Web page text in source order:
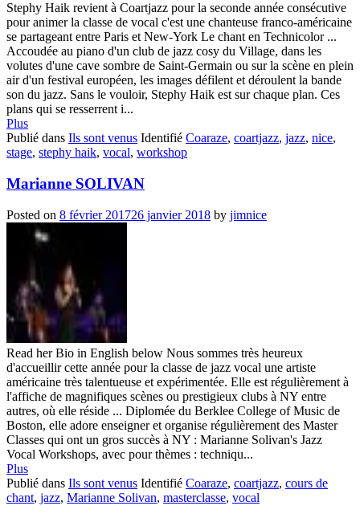
Stephy Haik revient à Coartjazz pour la seconde année consécutive
pour animer la classe de vocal c'est une chanteuse franco-américaine
se partageant entre Paris et New-York Le chant en Technicolor ...
Accoudée au piano d'un club de jazz cosy du Village, dans les
volutes d'une cave sombre de Saint-Germain ou sur la scène en plein
air d'un festival européen, les images défilent et déroulent la bande
son du jazz. Sans le vouloir, Stephy Haik est sur chaque plan. Ces
plans qui se resserrent i...
Plus
Publié dans Ils sont venus Identifié Coaraze, coartjazz, jazz, nice,
stage, stephy haik, vocal, workshop
Marianne SOLIVAN
Posted on 8 février 201726 janvier 2018 by jimnice
Read her Bio in English below Nous sommes très heureux
d'accueillir cette année pour la classe de jazz vocal une artiste
américaine très talentueuse et expérimentée. Elle est régulièrement à
l'affiche de magnifiques scènes ou prestigieux clubs à NY entre
autres, où elle réside ... Diplomée du Berklee College of Music de
Boston, elle adore enseigner et organise régulièrement des Master
Classes qui ont un gros succès à NY : Marianne Solivan's Jazz
Vocal Workshops, avec pour thèmes : techniqu...
Plus
Publié dans Ils sont venus Identifié Coaraze, coartjazz, cours de
chant, jazz, Marianne Solivan, masterclasse, vocal